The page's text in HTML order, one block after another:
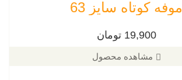
موفه کوتاه سایز 63
19,900 تومان
مشاهده محصول